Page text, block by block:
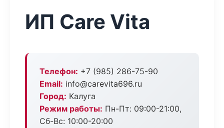
ИП Care Vita
Телефон: +7 (985) 286-75-90
Email: info@carevita696.ru
Город: Калуга
Режим работы: Пн-Пт: 09:00-21:00,
Сб-Вс: 10:00-20:00